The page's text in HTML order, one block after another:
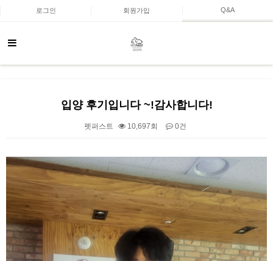
로그인 회원가입 Q&A
입양 후기입니다 ~!감사합니다!
펫퍼스트 10,697회 0건
본문